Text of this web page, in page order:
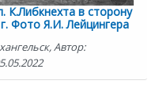
К.Либкнехта в сторону
Фото Я.И. Лейцингера
Автор: